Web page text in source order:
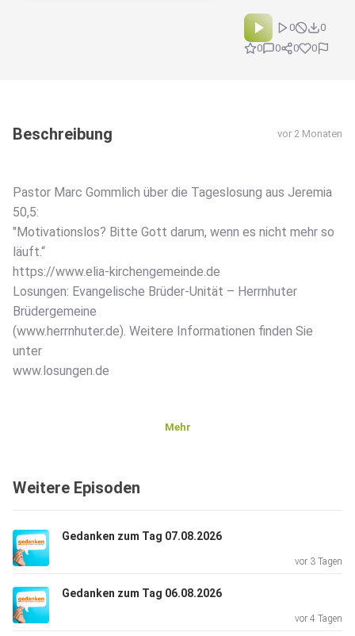
0
0
0
0 0 0
Beschreibung vor 2 Monaten
Pastor Marc Gommlich über die Tageslosung aus Jeremia
50,5:
"Motivationslos? Bitte Gott darum, wenn es nicht mehr so
läuft.“
https://www.elia-kirchengemeinde.de
Losungen: Evangelische Brüder-Unität – Herrnhuter
Brüdergemeine
(www.herrnhuter.de). Weitere Informationen finden Sie
unter
www.losungen.de
Mehr
Weitere Episoden
Gedanken zum Tag 07.08.2026
vor 3 Tagen
Gedanken zum Tag 06.08.2026
vor 4 Tagen